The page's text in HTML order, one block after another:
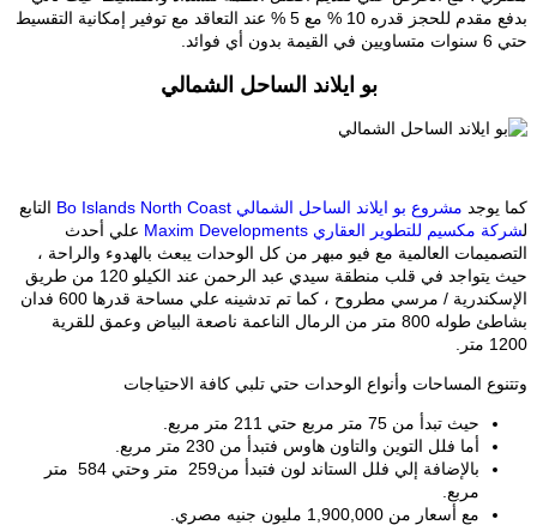
بدفع مقدم للحجز قدره 10 % مع 5 % عند التعاقد مع توفير إمكانية التقسيط
حتي 6 سنوات متساويين في القيمة بدون أي فوائد.
بو ايلاند الساحل الشمالي
كما يوجد مشروع بو ايلاند الساحل الشمالي Bo Islands North Coast
التابع
لشركة مكسيم للتطوير العقاري Maxim Developments
علي أحدث
التصميمات العالمية مع فيو مبهر من كل الوحدات يبعث بالهدوء والراحة ،
حيث يتواجد في قلب منطقة سيدي عبد الرحمن عند الكيلو 120 من طريق
الإسكندرية / مرسي مطروح ، كما تم تدشينه علي مساحة قدرها 600 فدان
بشاطئ طوله 800 متر من الرمال الناعمة ناصعة البياض وعمق للقرية
1200 متر.
وتتنوع المساحات وأنواع الوحدات حتي تلبي كافة الاحتياجات
حيث تبدأ من 75 متر مربع حتي 211 متر مربع.
أما فلل التوين والتاون هاوس فتبدأ من 230 متر مربع.
بالإضافة إلي فلل الستاند لون فتبدأ من259 متر وحتي 584 متر
مربع.
مع أسعار من 1,900,000 مليون جنيه مصري.